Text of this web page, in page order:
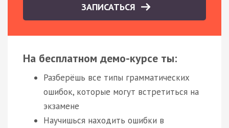
ЗАПИСАТЬСЯ
На бесплатном демо-курсе ты:
Разберёшь все типы грамматических
ошибок, которые могут встретиться на
экзамене
Научишься находить ошибки в